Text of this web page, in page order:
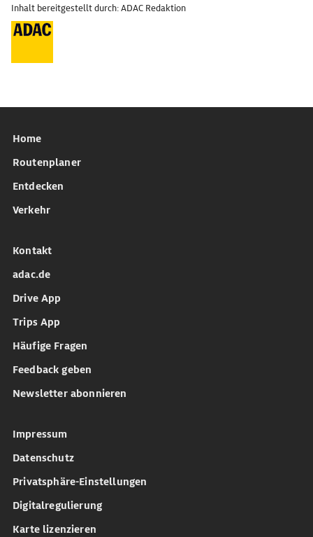
Inhalt bereitgestellt durch: ADAC Redaktion
Home
Routenplaner
Entdecken
Verkehr
Kontakt
adac.de
Drive App
Trips App
Häufige Fragen
Feedback geben
Newsletter abonnieren
Impressum
Datenschutz
Privatsphäre-Einstellungen
Digitalregulierung
Karte lizenzieren